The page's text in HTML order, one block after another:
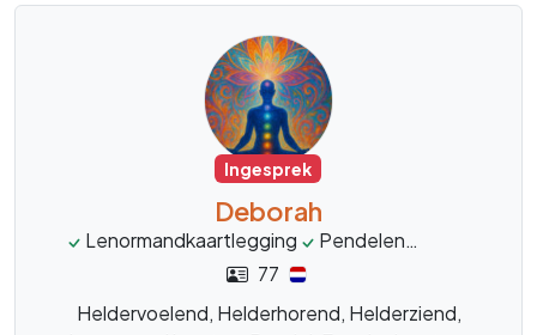
Ingesprek
Deborah
Lenormandkaartlegging Pendelen
77
Heldervoelend, Helderhorend, Helderziend,